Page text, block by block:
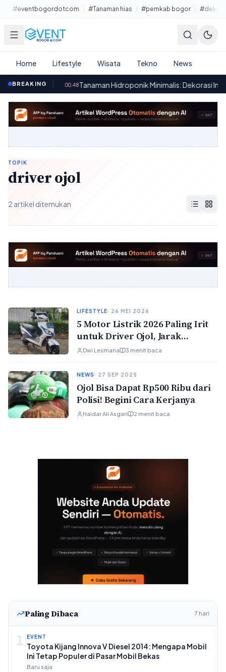
Lewati ke konten utama
#eventbogordotcom #Tanaman hias #pemkab bogor
Home Lifestyle Wisata Tekno News
BREAKING
Bekas· Tanaman Hidroponik Minimalis: Dekorasi Interior
TOPIK
driver ojol
2 artikel ditemukan
LIFESTYLE· 26 MEI 2026
5 Motor Listrik 2026 Paling Irit
untuk Driver Ojol, Jarak
Tempuh Tembus 130 Km Sekali
Dwi Lesmana 3 menit baca
NEWS· 27 SEP 2025
Ojol Bisa Dapat Rp500 Ribu dari
Polisi! Begini Cara Kerjanya
Haidar Ali Asgari 2 menit baca
Paling Dibaca 7 hari
1 EVENT
Toyota Kijang Innova V Diesel 2014: Mengapa Mobil
Ini Tetap Populer di Pasar Mobil Bekas
Baru saja